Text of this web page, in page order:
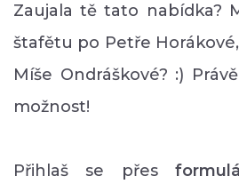
Zaujala tě tato nabídka?
štafětu po Petře
Míše Ondráškové? :)
možnost!
Přihlaš se přes